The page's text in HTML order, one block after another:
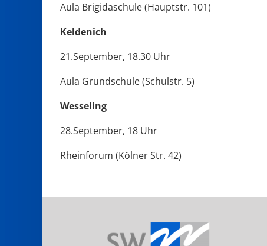
Aula Brigidaschule (Hauptstr. 101)
Keldenich
21.September, 18.30 Uhr
Aula Grundschule (Schulstr. 5)
Wesseling
28.September, 18 Uhr
Rheinforum (Kölner Str. 42)